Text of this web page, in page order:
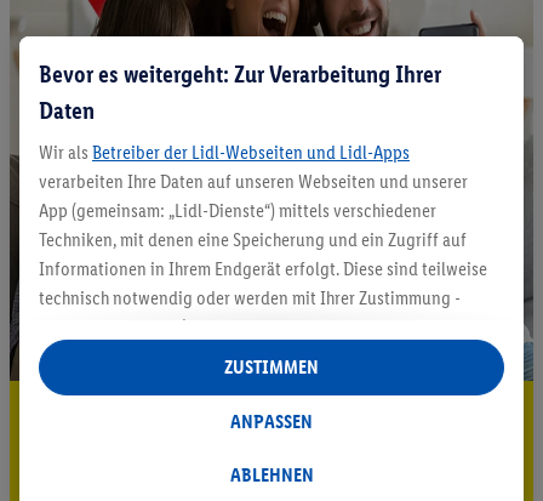
5.95 € Versand sparen³²ᵃ
Bevor es weitergeht: Zur Verarbeitung Ihrer
Daten
Wir als Betreiber der Lidl-Webseiten und Lidl-Apps
verarbeiten Ihre Daten auf unseren Webseiten und unserer
App (gemeinsam: „Lidl-Dienste“) mittels verschiedener
Techniken, mit denen eine Speicherung und ein Zugriff auf
Informationen in Ihrem Endgerät erfolgt. Diese sind teilweise
technisch notwendig oder werden mit Ihrer Zustimmung -
auch durch Partner (u.a.
Verantwortliche; im Zusammenhang mit dem IAB TCF
insgesamt
Statistik-Erstellung oder für personalisierte Werbung
Datenverarbeitungen für personalisierte Werbung werden
ABLEHNEN
ANPASSEN
ZUSTIMMEN